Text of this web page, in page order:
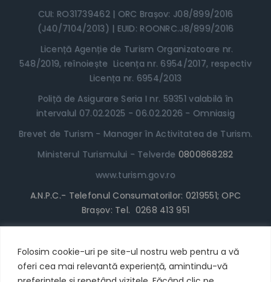
Folosim cookie-uri pe site-ul nostru web pentru a vă
oferi cea mai relevantă experiență, amintindu-vă
CUI: RO31739462 | ORC Brașov: J08/899/2016
(J40/7104/2013) | EUID: ROONRC.J8/899/2016
Licență Agenție de Turism Organizatoare nr.
548/2019, reînoiește Licența nr. 6954/2017, respectiv
Licența nr. 6954/2013
Poliță de Asigurare Seria I nr. 59351 valabilă în
intervalul 07.02.2025 - 06.02.2026 - Omniasig
Brevet de Turism - Manager în Activitatea de Turism.
Ministerul Turismului - Telverde 0800868282
www.turism.gov.ro
A.N.P.C.- Telefonul Consumatorilor: 0219551; OPC
Brașov: Tel. 0268 413 951
www.anpc.gov.ro
Termeni și Condiții
* Locul în Tabără poate fi achitat cu cardul/plata